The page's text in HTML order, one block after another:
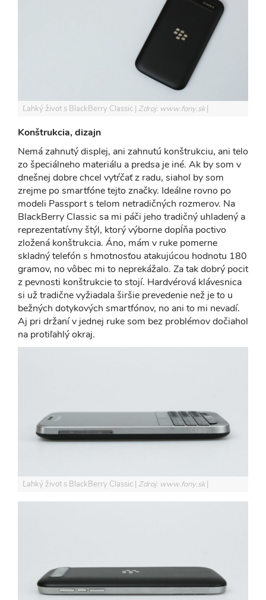
Ľahký život s BlackBerry Classic Zdroj: www.fony.sk
Konštrukcia, dizajn
Nemá zahnutý displej, ani zahnutú konštrukciu, ani telo
zo špeciálneho materiálu a predsa je iné. Ak by som v
dnešnej dobre chcel vytŕčať z radu, siahol by som
zrejme po smartfóne tejto značky. Ideálne rovno po
modeli Passport s telom netradičných rozmerov. Na
BlackBerry Classic sa mi páči jeho tradičný uhladený a
reprezentatívny štýl, ktorý výborne dopĺňa poctivo
zložená konštrukcia. Áno, mám v ruke pomerne
skladný telefón s hmotnosťou atakujúcou hodnotu 180
gramov, no vôbec mi to neprekážalo. Za tak dobrý pocit
z pevnosti konštrukcie to stojí. Hardvérová klávesnica
si už tradične vyžiadala širšie prevedenie než je to u
bežných dotykových smartfónov, no ani to mi nevadí.
Aj pri držaní v jednej ruke som bez problémov dočiahol
na protiľahlý okraj.
Ľahký život s BlackBerry Classic Zdroj: www.fony.sk